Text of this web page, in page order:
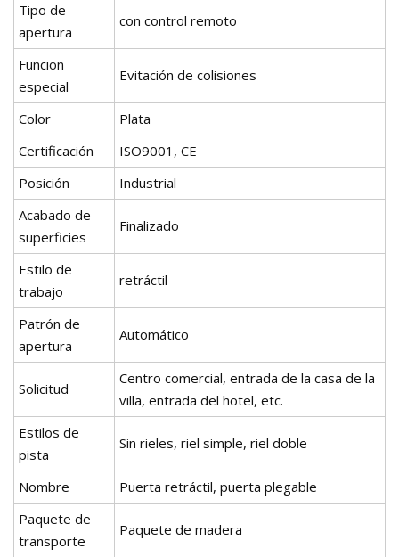
Tipo de
apertura
con control remoto
Funcion
especial
Evitación de colisiones
Color
Plata
Certificación
ISO9001, CE
Posición
Industrial
Acabado de
superficies
Finalizado
Estilo de
trabajo
retráctil
Patrón de
apertura
Automático
Solicitud
Centro comercial, entrada de la casa de la
villa, entrada del hotel, etc.
Estilos de
pista
Sin rieles, riel simple, riel doble
Nombre
Puerta retráctil, puerta plegable
Paquete de
transporte
Paquete de madera